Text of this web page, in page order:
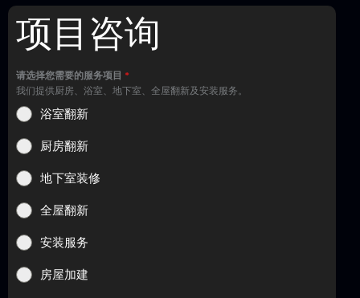
项目咨询
请选择您需要的服务项目 *
我们提供厨房、浴室、地下室、全屋翻新及安装服务。
浴室翻新
厨房翻新
地下室装修
全屋翻新
安装服务
房屋加建